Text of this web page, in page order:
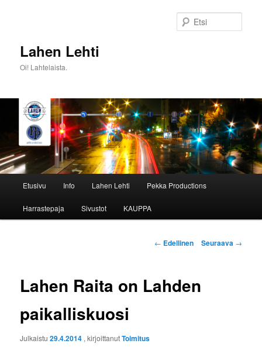
Lahen Lehti
Oi! Lahtelaista.
Etusivu Info Lahen Lehti Pekka Productions
Harrastepaja Sivustot KAUPPA
Artikkelien
← Edellinen Seuraava →
Lahen Raita on Lahden
paikalliskuosi
Julkaistu29.4.2014 , kirjoittanutToimitus